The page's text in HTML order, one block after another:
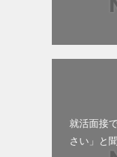
就活面接
さい」と